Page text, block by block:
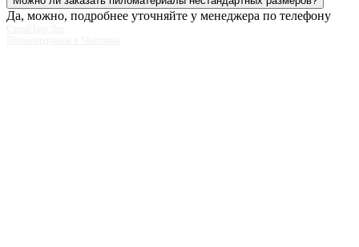
Да, можно, подробнее уточняйте у менеджера по телефону